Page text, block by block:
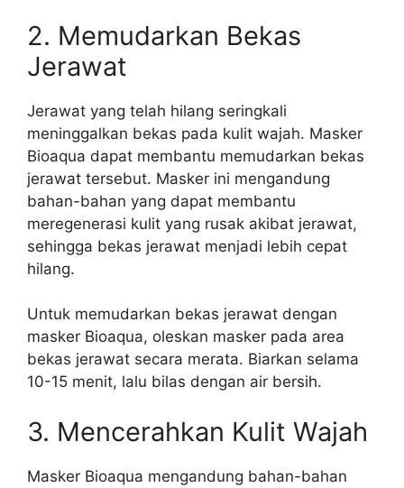
2. Memudarkan Bekas
Jerawat
Jerawat yang telah hilang seringkali
meninggalkan bekas pada kulit wajah. Masker
Bioaqua dapat membantu memudarkan bekas
jerawat tersebut. Masker ini mengandung
bahan-bahan yang dapat membantu
meregenerasi kulit yang rusak akibat jerawat,
sehingga bekas jerawat menjadi lebih cepat
hilang.
Untuk memudarkan bekas jerawat dengan
masker Bioaqua, oleskan masker pada area
bekas jerawat secara merata. Biarkan selama
10-15 menit, lalu bilas dengan air bersih.
3. Mencerahkan Kulit Wajah
Masker Bioaqua mengandung bahan-bahan